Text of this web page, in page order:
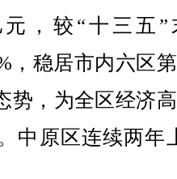
元，较“十三五”
，稳居市内六区
势，为全区经济
中原区连续两年